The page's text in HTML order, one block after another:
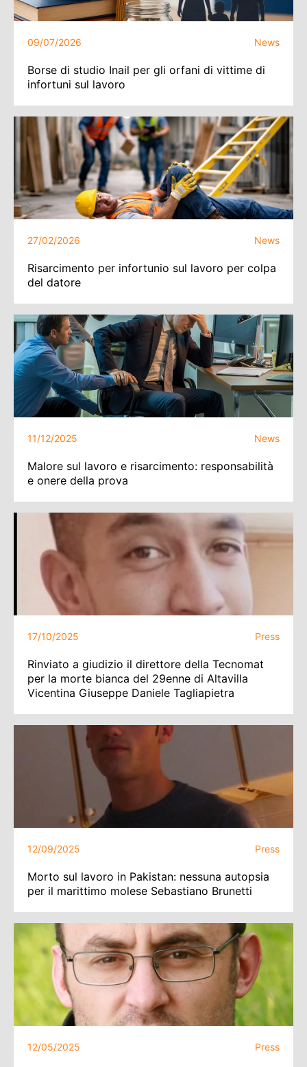
09/07/2026 News
Borse di studio Inail per gli orfani di vittime di
infortuni sul lavoro
27/02/2026 News
Risarcimento per infortunio sul lavoro per colpa
del datore
11/12/2025 News
Malore sul lavoro e risarcimento: responsabilità
e onere della prova
17/10/2025 Press
Rinviato a giudizio il direttore della Tecnomat
per la morte bianca del 29enne di Altavilla
Vicentina Giuseppe Daniele Tagliapietra
12/09/2025 Press
Morto sul lavoro in Pakistan: nessuna autopsia
per il marittimo molese Sebastiano Brunetti
12/05/2025 Press